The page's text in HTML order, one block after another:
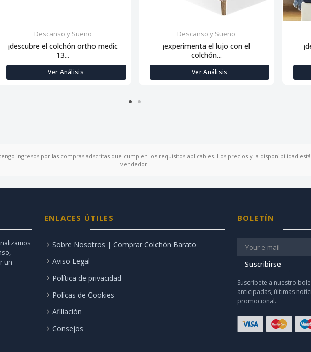
Descanso y Sueño
¡descubre el colchón ortho medic
13...
Ver Análisis
Descanso y Sueño
¡experimenta el lujo con el
colchón...
Ver Análisis
ingresos por las compras adscritas que cumplen los requisitos aplicables. Los precios y la disponibilidad
vendedor.
un
ENLACES ÚTILES
Sobre Nosotros | Comprar Colchón Barato
Aviso Legal
Política de privacidad
Polícas de Cookies
Afiliación
Consejos
BOLETÍN
Suscribirse
Suscríbete a nuestro
anticipadas, últimas
promocional.